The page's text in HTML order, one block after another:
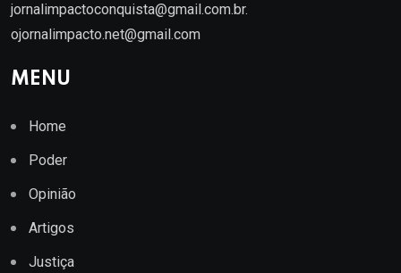
jornalimpactoconquista@gmail.com.br.
ojornalimpacto.net@gmail.com
MENU
Home
Poder
Opinião
Artigos
Justiça